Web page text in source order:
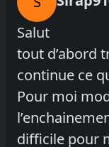
Salut
tout d’abord
continue ce
Pour moi
difficile pour